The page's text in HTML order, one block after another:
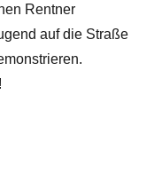
Rentner
auf die Straße